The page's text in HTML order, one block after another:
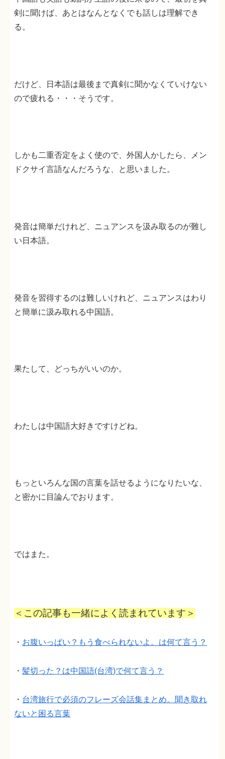
剣に聞けば、あとはなんとなくでも話しは理解でき
る。
だけど、日本語は最後まで真剣に聞かなくていけない
ので疲れる・・・そうです。
しかも二重否定をよく使ので、外国人かしたら、メン
ドクサイ言語なんだろうな、と思いました。
発音は簡単だけれど、ニュアンスを汲み取るのが難し
い日本語。
発音を習得するのは難しいけれど、ニュアンスはわり
と簡単に汲み取れる中国語。
果たして、どっちがいいのか。
わたしは中国語大好きですけどね。
もっといろんな国の言葉を話せるようになりたいな、
と密かに目論んでおります。
ではまた。
＜この記事も一緒によく読まれています＞
・ お腹いっぱい？もう食べられないよ。は何て言う？
・髪切った？は中国語(台湾)で何て言う？
・ 台湾旅行で必須のフレーズ会話集まとめ。聞き取れ
ないと困る言葉